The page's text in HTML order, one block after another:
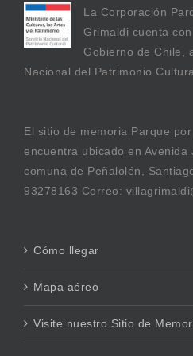
La Corporación
Grimaldi cuenta
Gobierno de Chile,
Nacional del Patrimonio
El sitio de memoria Parque
encuentra ubicado en Avenida
comuna de Peñalolén,
93278163 Correo:
Cómo llegar
Mapa aéreo
Visite nuestro Sitio de